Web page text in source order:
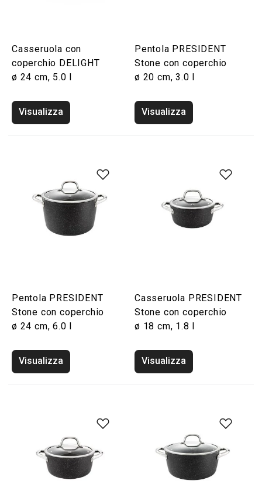
Casseruola con
coperchio DELIGHT
ø 24 cm, 5.0 l
Visualizza
Pentola PRESIDENT
Stone con coperchio
ø 20 cm, 3.0 l
Visualizza
Pentola PRESIDENT
Stone con coperchio
ø 24 cm, 6.0 l
Visualizza
Casseruola PRESIDENT
Stone con coperchio
ø 18 cm, 1.8 l
Visualizza